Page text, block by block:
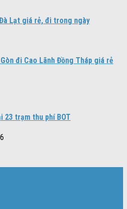
Lạt giá rẻ, đi trong ngày
đi Cao Lãnh Đồng Tháp giá rẻ
23 trạm thu phí BOT